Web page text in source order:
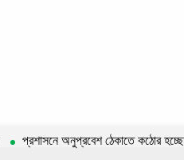
প্রশাসনে অনুপ্রবেশ ঠেকাতে কঠোর